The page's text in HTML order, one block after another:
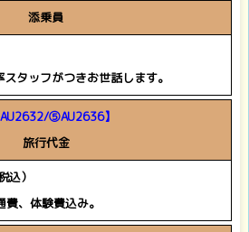
添乗員
タッフがつきお世話します。
⑤AU2636】
旅行代金
）
、体験費込み。